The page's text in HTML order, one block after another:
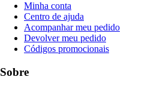
Minha conta
Centro de ajuda
Acompanhar meu pedido
Devolver meu pedido
Códigos promocionais
Sobre